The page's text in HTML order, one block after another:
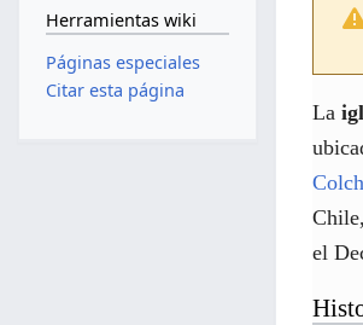
La
el
Herramientas wiki
Páginas especiales
Citar esta página